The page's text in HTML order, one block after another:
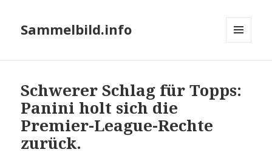
Sammelbild.info
Schwerer Schlag für Topps:
Panini holt sich die
Premier-League-Rechte
zurück.